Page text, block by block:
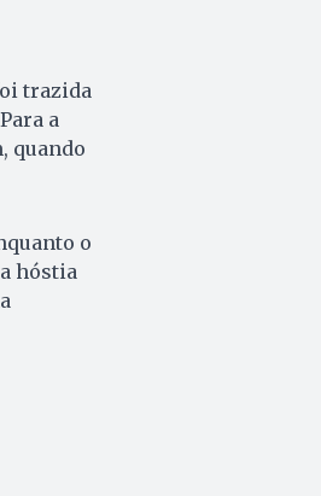
trazida
a
quando
o
hóstia